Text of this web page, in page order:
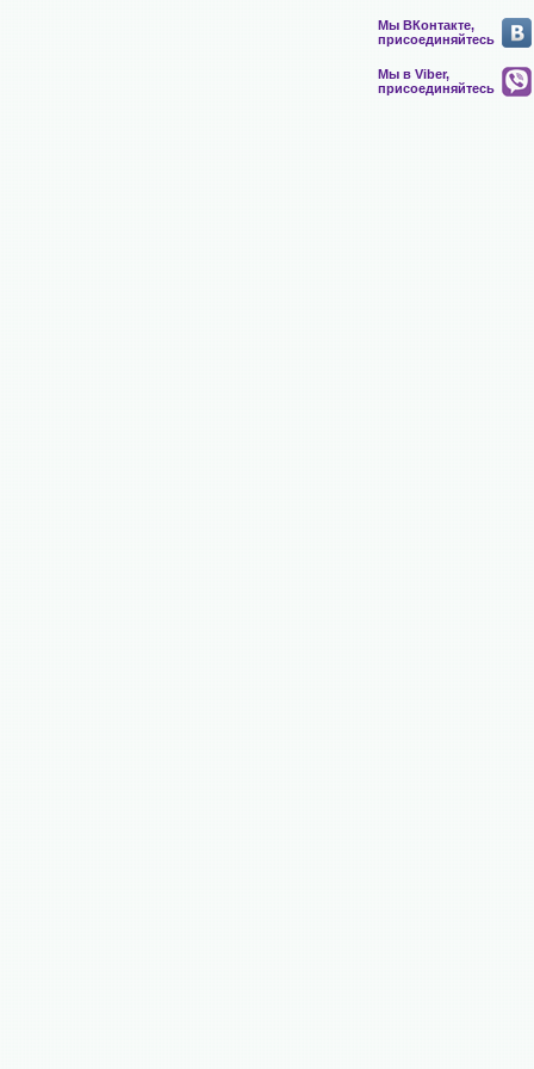
Мы ВКонтакте,
присоединяйтесь
Мы в Viber,
присоединяйтесь